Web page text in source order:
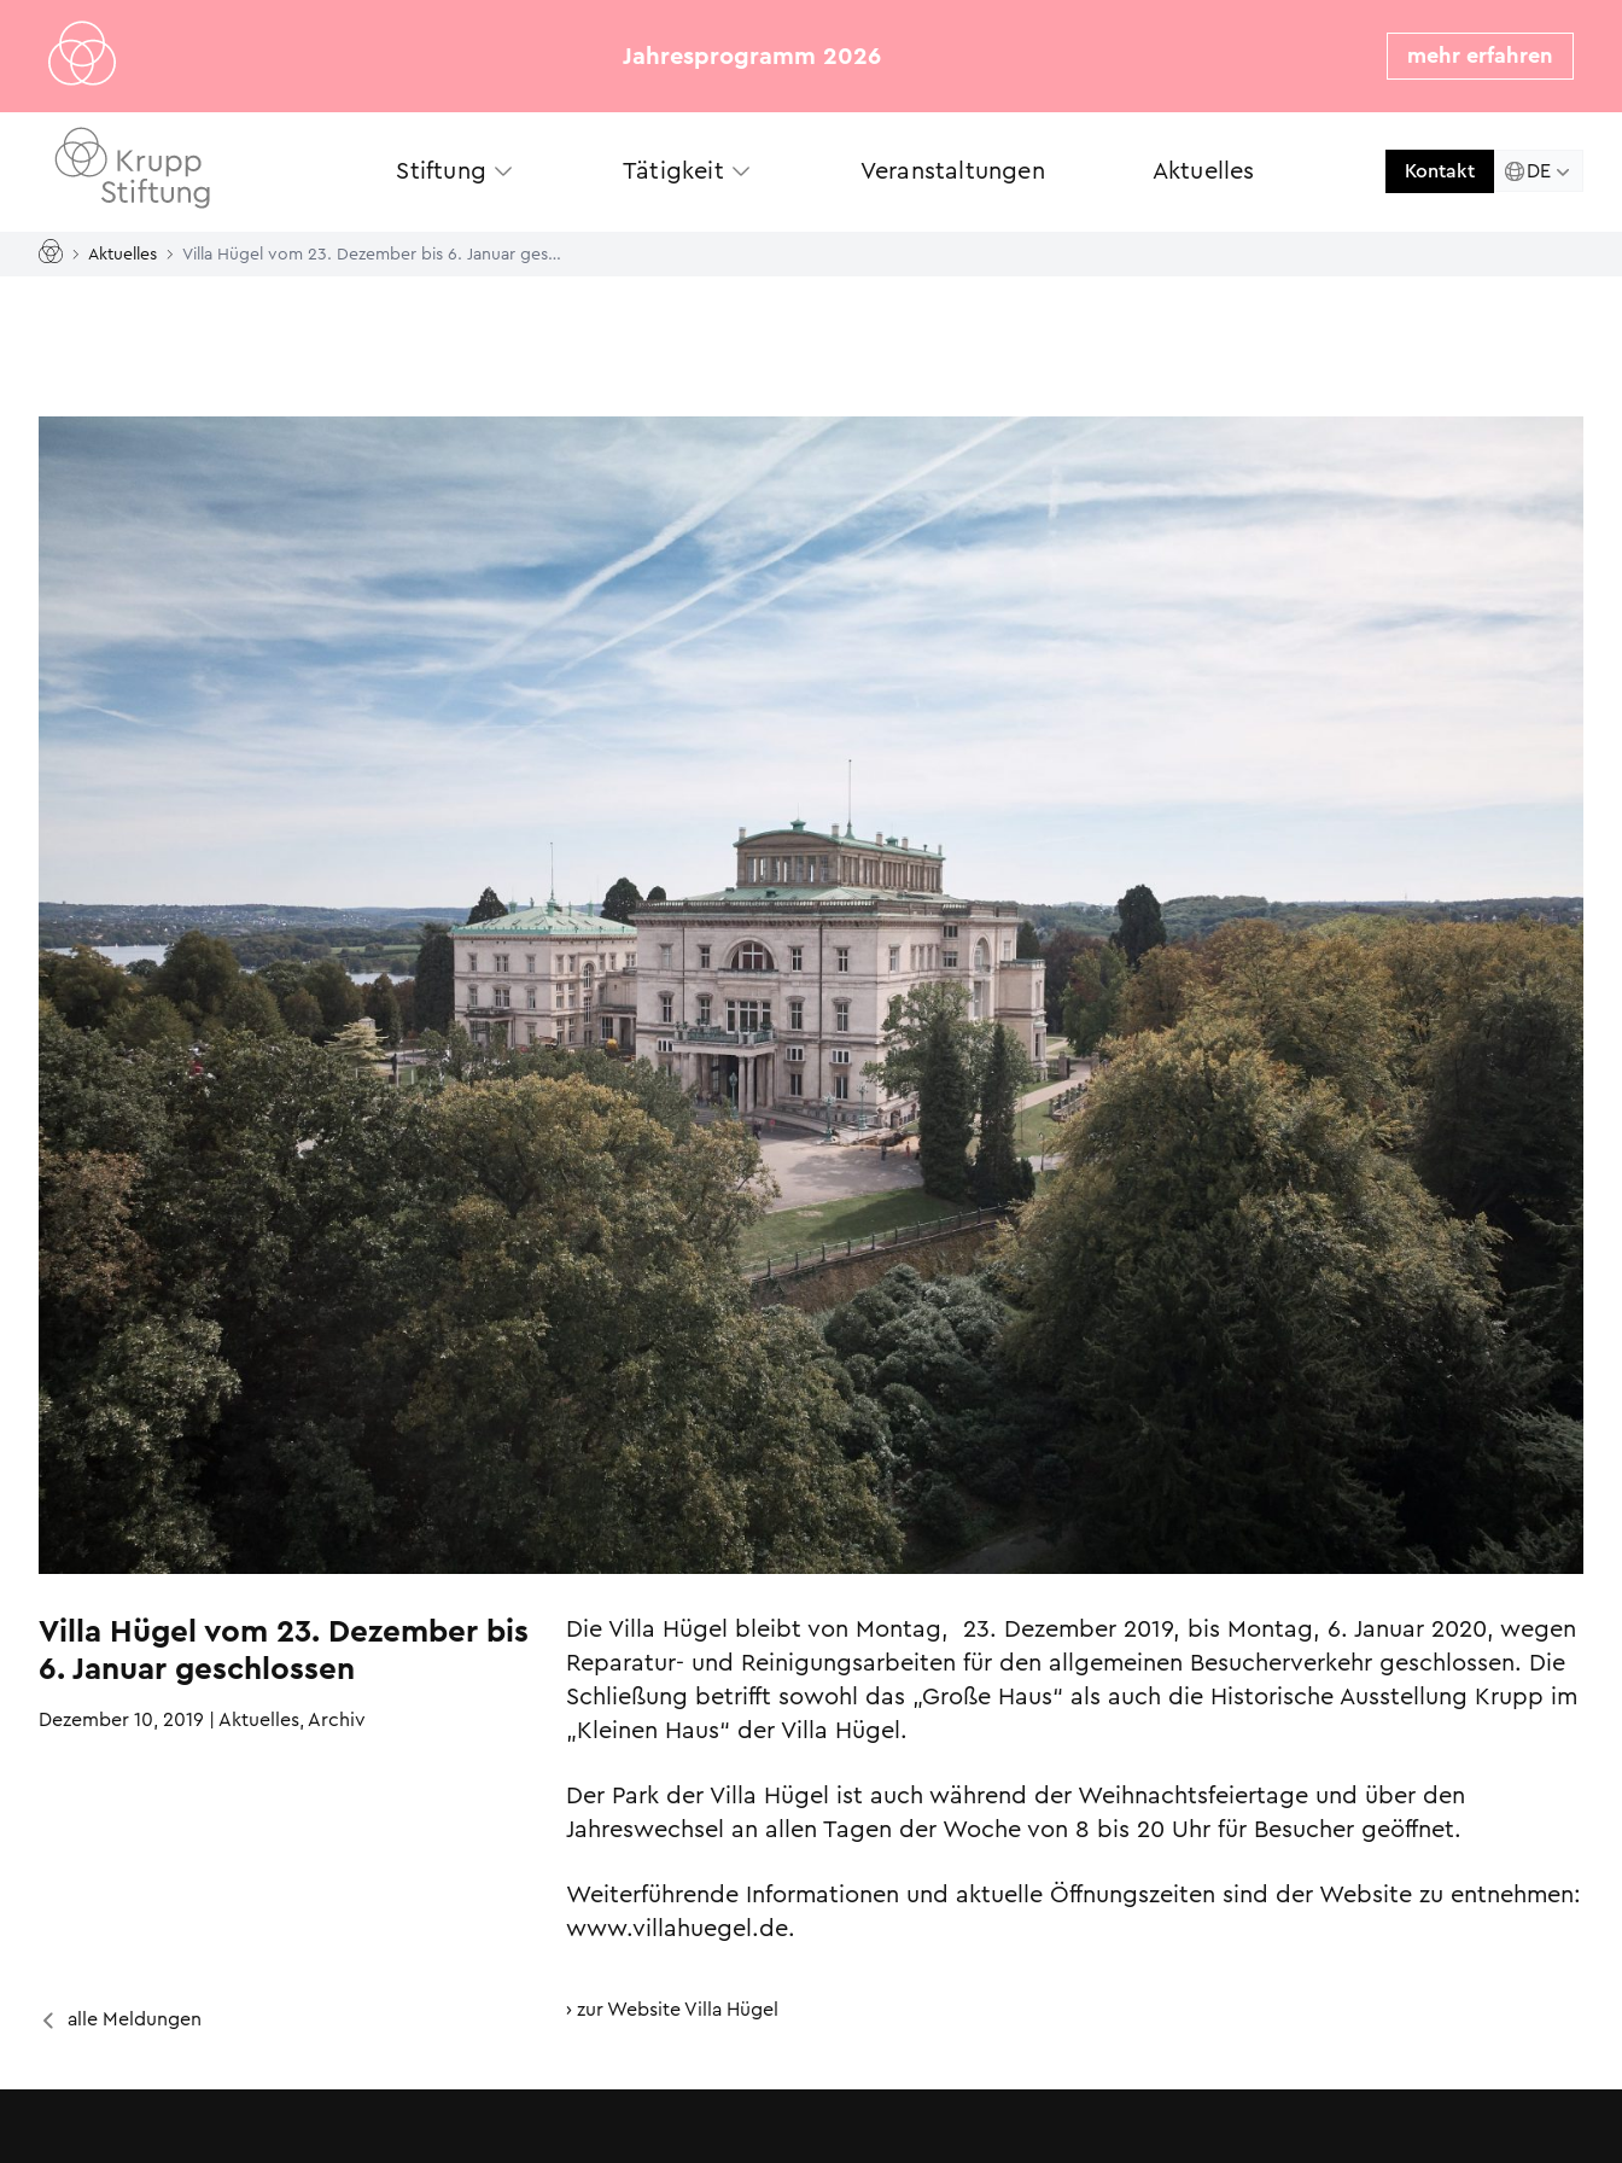
Jahresprogramm 2026 mehr erfahren
Stiftung Tätigkeit Veranstaltungen Aktuelles Kontakt DE
Aktuelles Villa Hügel vom 23. Dezember bis 6. Januar geschlossen
Villa Hügel vom 23. Dezember bis
6. Januar geschlossen
Dezember 10, 2019 |Aktuelles, Archiv
Die Villa Hügel bleibt von Montag, 23. Dezember 2019, bis Montag, 6. Januar 2020, wegen
Reparatur- und Reinigungsarbeiten für den allgemeinen Besucherverkehr geschlossen. Die
Schließung betrifft sowohl das „Große Haus“ als auch die Historische Ausstellung Krupp im
„Kleinen Haus“ der Villa Hügel.
Der Park der Villa Hügel ist auch während der Weihnachtsfeiertage und über den
Jahreswechsel an allen Tagen der Woche von 8 bis 20 Uhr für Besucher geöffnet.
Weiterführende Informationen und aktuelle Öffnungszeiten sind der Website zu entnehmen:
www.villahuegel.de.
zur Website Villa Hügel
alle Meldungen